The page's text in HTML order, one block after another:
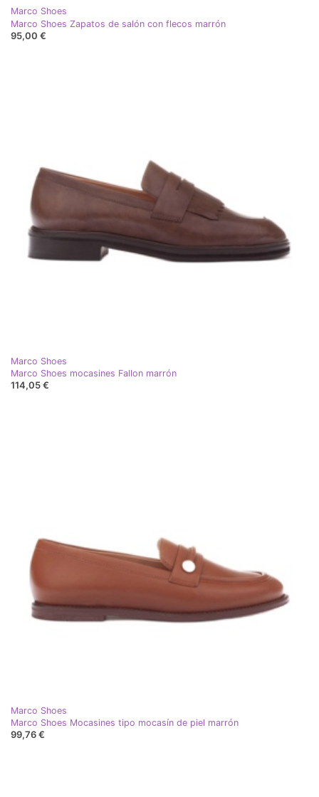
Marco Shoes
Marco Shoes Zapatos de salón con flecos marrón
95,00 €
Marco Shoes
Marco Shoes mocasines Fallon marrón
114,05 €
Marco Shoes
Marco Shoes Mocasines tipo mocasín de piel marrón
99,76 €